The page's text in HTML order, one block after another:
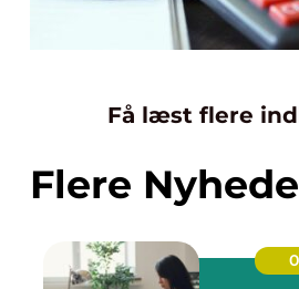
Få læst flere
Flere